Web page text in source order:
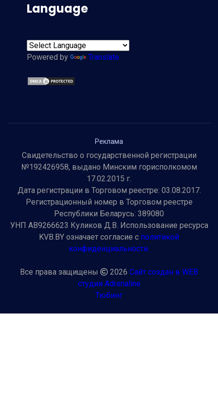
Language
Powered by Translate
Реклама
Свидетельство о государственной регистрации
№192426958, выдано Минским горисполкомом
17.02.2015 г.
Дата регистрации в Торговом реестре: 03.08.2017.
Регистрационный номер в Торговом реестре
Республики Беларусь: 389080
УНП AB9266623 Куликов Д.В. Использование ресурса
KVB.BY означает согласие с политикой
конфиденциальности.
Все права защищены 2026 Сайт создан в WEB
студии Adrenaline
Тюбинг